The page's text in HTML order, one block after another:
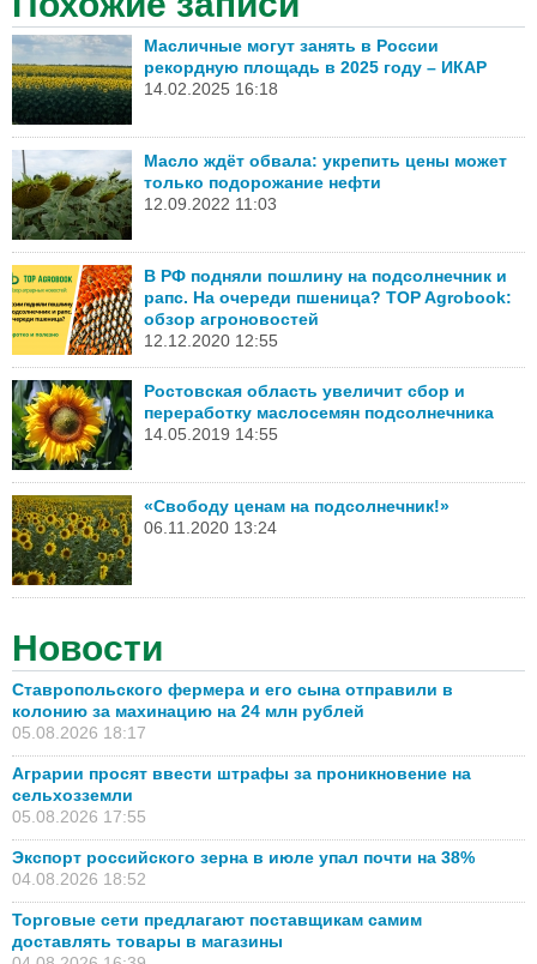
Масличные могут занять в России
рекордную площадь в 2025 году – ИКАР
14.02.2025 16:18
Масло ждёт обвала: укрепить цены может
только подорожание нефти
12.09.2022 11:03
В РФ подняли пошлину на подсолнечник и
рапс. На очереди пшеница? TOP Agrobook:
обзор агроновостей
12.12.2020 12:55
Ростовская область увеличит сбор и
переработку маслосемян подсолнечника
14.05.2019 14:55
«Свободу ценам на подсолнечник!»
06.11.2020 13:24
Новости
Ставропольского фермера и его сына отправили в
колонию за махинацию на 24 млн рублей
05.08.2026 18:17
Аграрии просят ввести штрафы за проникновение на
сельхозземли
05.08.2026 17:55
Экспорт российского зерна в июле упал почти на 38%
04.08.2026 18:52
Торговые сети предлагают поставщикам самим
доставлять товары в магазины